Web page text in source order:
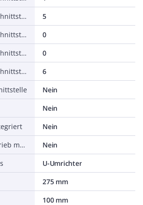
Anzahl der HW-Schnittstellen seriell TTY
5
Anzahl der HW-Schnittstellen USB
0
Anzahl der HW-Schnittstellen parallel
0
Anzahl der HW-Schnittstellen sonstige
6
Nein
Nein
Nein
4-Quadrantenbetrieb möglich
Nein
U-Umrichter
275 mm
100 mm